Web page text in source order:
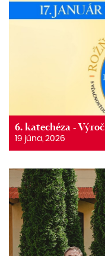
6. katechéza -
19 júna, 2026